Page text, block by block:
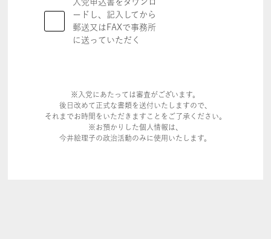
入党申込書をダウンロ
ードし、記入してから
郵送又はFAXで事務所
に送っていただく
※入党にあたっては審査がございます。
後日改めて正式な書類を送付いたしますので、
それまでお時間をいただきますことをご了承ください。
※お預かりした個人情報は、
今井絵理子の政治活動のみに使用いたします。